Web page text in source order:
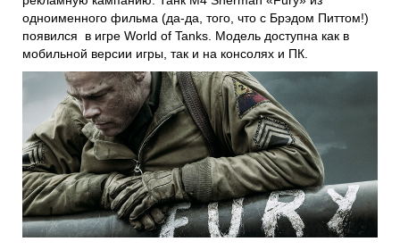
одноименного фильма (да-да, того, что с Брэдом Питтом!)
появился в игре World of Tanks. Модель доступна как в
мобильной версии игры, так и на консолях и ПК.